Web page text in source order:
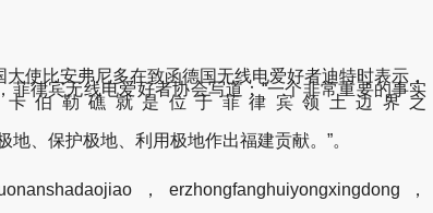
比安弗尼多在致函德国无线电爱好者迪特时表示，
律宾无线电爱好者协会写道：“一个非常重要的事实
伯勒礁就是位于菲律宾领土边界之
、保护极地、利用极地作出福建贡献。”。
，erzhongfanghuiyongxingdong，